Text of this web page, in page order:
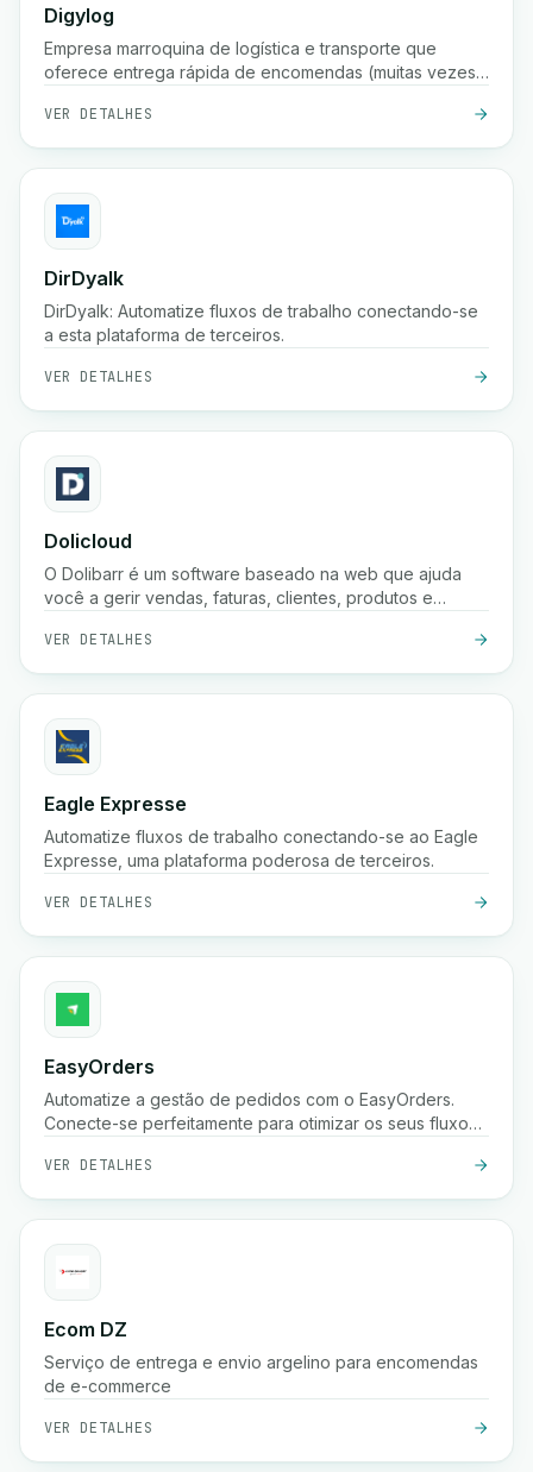
Digylog
Empresa marroquina de logística e transporte que
oferece entrega rápida de encomendas (muitas vezes
confirmação de pedidos e ampla cobertura em
centenas de cidades em Marrocos.
VER DETALHES
DirDyalk
DirDyalk: Automatize fluxos de trabalho conectando-se
a esta plataforma de terceiros.
VER DETALHES
Dolicloud
O Dolibarr é um software baseado na web que ajuda
você a gerir vendas, faturas, clientes, produtos e
VER DETALHES
Eagle Expresse
Automatize fluxos de trabalho conectando-se ao Eagle
Expresse, uma plataforma poderosa de terceiros.
VER DETALHES
EasyOrders
Automatize a gestão de pedidos com o EasyOrders.
Conecte-se perfeitamente para otimizar os seus fluxos
VER DETALHES
Ecom DZ
Serviço de entrega e envio argelino para encomendas
de e-commerce
VER DETALHES